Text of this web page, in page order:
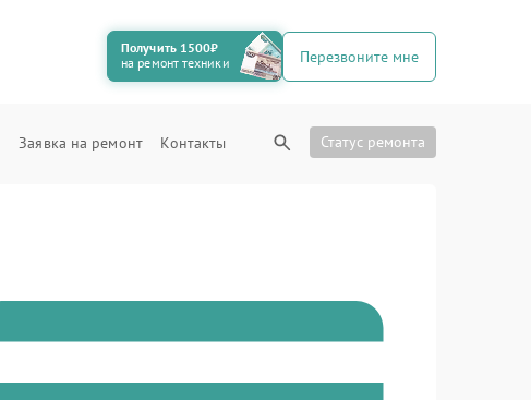
Получить 1500₽
на ремонт техники
Перезвоните мне
Заявка на ремонт Контакты Статус ремонта